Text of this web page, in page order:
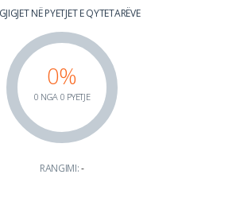
NË PYETJET E QYTETARËVE
0%
0 NGA 0 PYETJE
RANGIMI:-